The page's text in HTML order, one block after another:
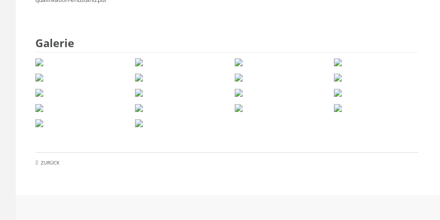
Galerie
ZURÜCK